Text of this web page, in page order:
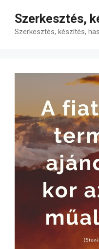
tartalomba
Szerkesztés,
Szerkesztés, készítés,